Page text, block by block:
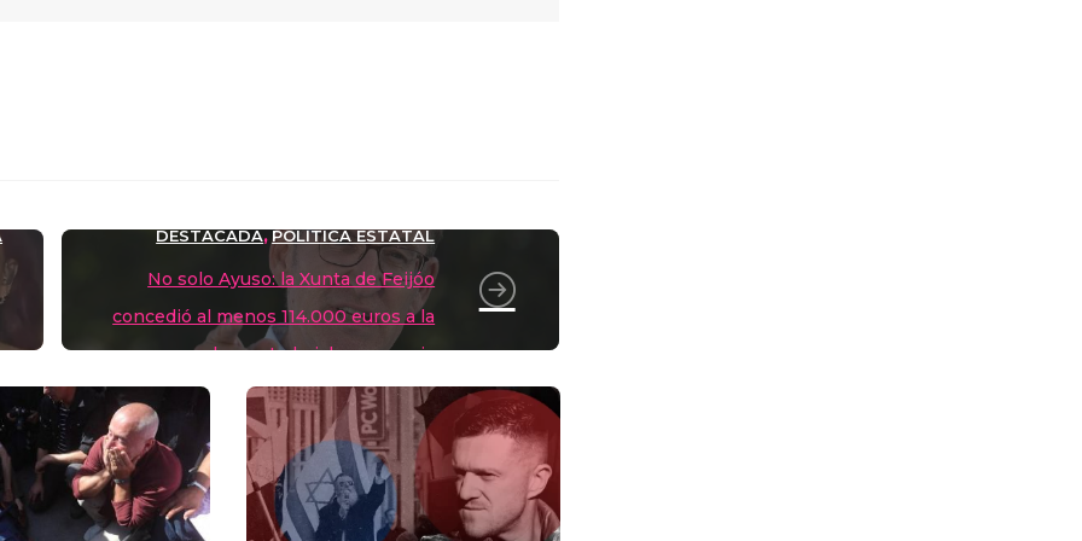
DESTACADA,POLÍTICA ESTATAL
No solo Ayuso: la Xunta de Feijóo
concedió al menos 114.000 euros a la
empresa en la que trabajaba su pareja